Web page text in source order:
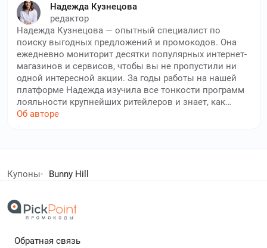
Надежда Кузнецова
редактор
Надежда Кузнецова — опытный специалист по
поиску выгодных предложений и промокодов. Она
ежедневно мониторит десятки популярных интернет-
магазинов и сервисов, чтобы вы не пропустили ни
одной интересной акции. За годы работы на нашей
платформе Надежда изучила все тонкости программ
лояльности крупнейших ритейлеров и знает, как
извлечь максимум выгоды из сезонных распродаж.
не только про экономию, но и про удовольствие от
Об авторе
Купоны Bunny Hill
Обратная связь